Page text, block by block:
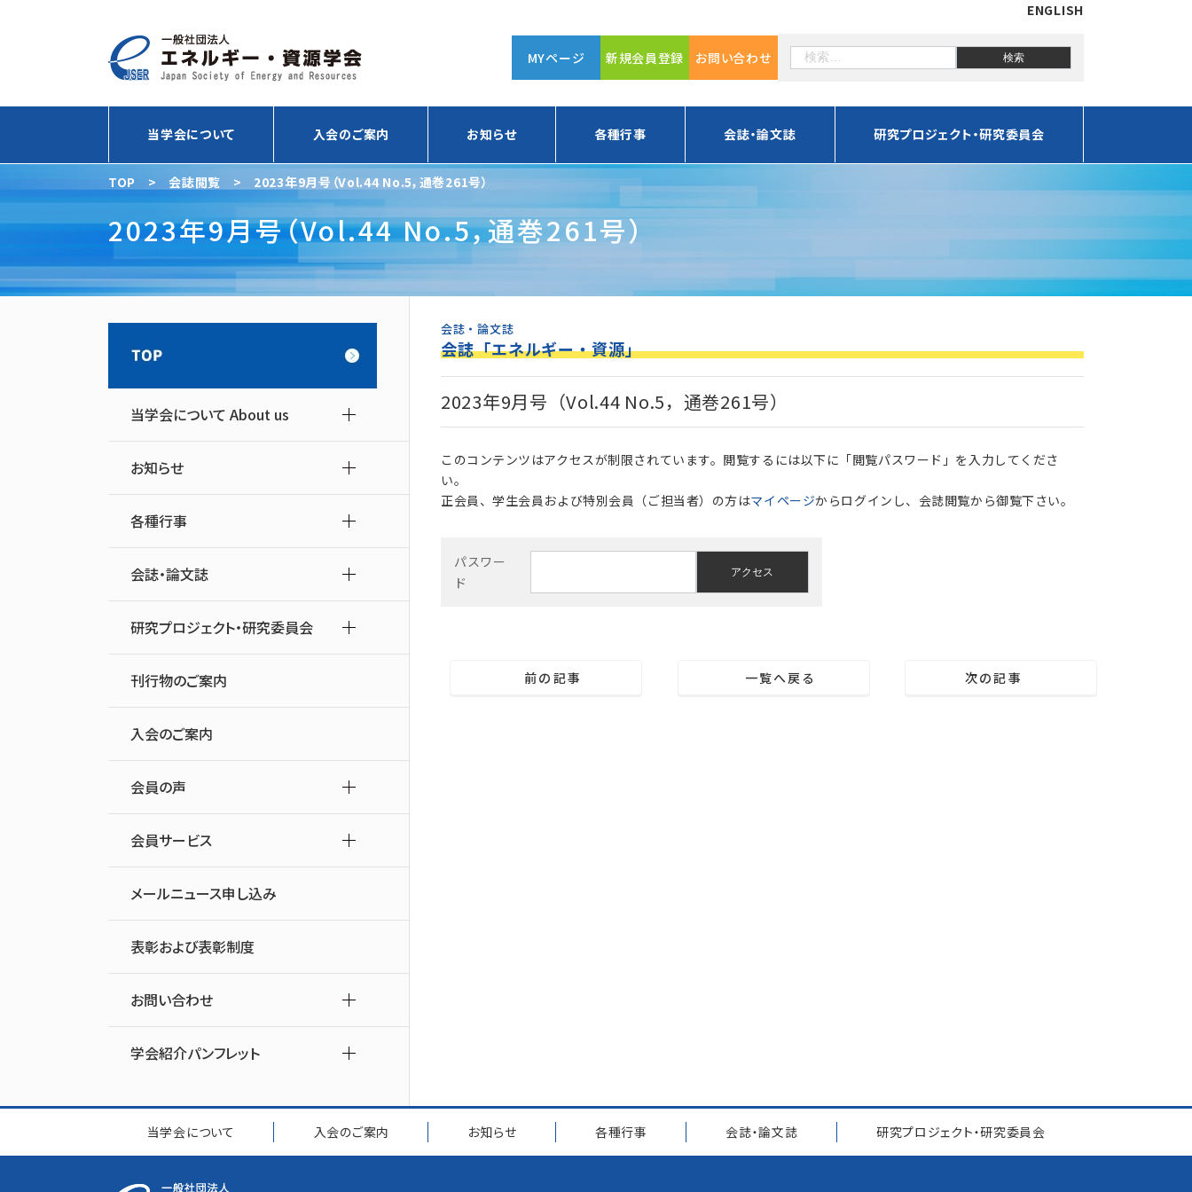
ENGLISH
MYページ 新規会員登録 お問い合わせ
当学会について 入会のご案内 お知らせ 各種行事 会誌・論文誌 研究プロジェクト・研究委員会
TOP > 会誌閲覧 > 2023年9月号（Vol.44 No.5，通巻261号）
2023年9月号（Vol.44 No.5，通巻261号）
当学会について About us
お知らせ
各種行事
会誌・論文誌
研究プロジェクト・研究委員会
刊行物のご案内
入会のご案内
会員の声
会員サービス
メールニュース申し込み
表彰および表彰制度
お問い合わせ
学会紹介パンフレット
会誌・論文誌
会誌「エネルギー・資源」
2023年9月号（Vol.44 No.5，通巻261号）
このコンテンツはアクセスが制限されています。閲覧するには以下に「閲覧パスワード」を入力してくださ
い。
正会員、学生会員および特別会員（ご担当者）の方はマイページからログインし、会誌閲覧から御覧下さい。
前の記事 一覧へ戻る 次の記事
当学会について 入会のご案内 お知らせ 各種行事 会誌・論文誌 研究プロジェクト・研究委員会